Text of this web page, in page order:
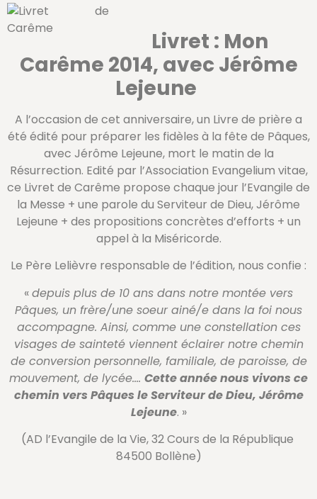
Livret : Mon
Carême 2014, avec Jérôme
Lejeune
A l’occasion de cet anniversaire, un Livre de prière a
été édité pour préparer les fidèles à la fête de Pâques,
avec Jérôme Lejeune, mort le matin de la
Résurrection. Edité par l’Association Evangelium vitae,
ce Livret de Carême propose chaque jour l’Evangile de
la Messe + une parole du Serviteur de Dieu, Jérôme
Lejeune + des propositions concrètes d’efforts + un
appel à la Miséricorde.
Le Père Lelièvre responsable de l’édition, nous confie :
«depuis plus de 10 ans dans notre montée vers
Pâques, un frère/une soeur ainé/e dans la foi nous
accompagne. Ainsi, comme une constellation ces
visages de sainteté viennent éclairer notre chemin
de conversion personnelle, familiale, de paroisse, de
mouvement, de lycée…. Cette année nous vivons ce
chemin vers Pâques le Serviteur de Dieu, Jérôme
Lejeune. »
(AD l’Evangile de la Vie, 32 Cours de la République
84500 Bollène)